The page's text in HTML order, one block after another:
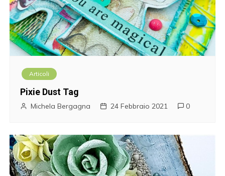
Articoli
Pixie Dust Tag
Michela Bergagna 24 Febbraio 2021 0